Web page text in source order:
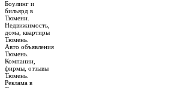
Боулинг и
бильярд в
Тюмени.
Недвижимость,
дома, квартиры
Тюмень.
Авто объявления
Тюмень.
Компании,
фирмы, отзывы
Тюмень.
Реклама в